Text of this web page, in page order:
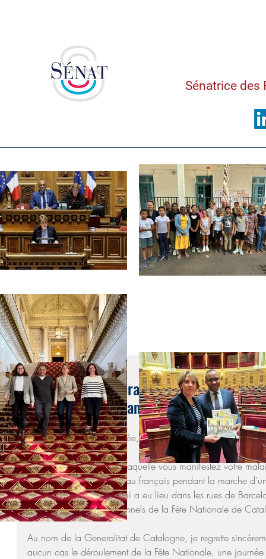
Sénatrice des
Réponse de la Generalitat de Catalogne à
Cazebonne concernant le drapeau franç
17 oct. 2017
"Chère madame la députée,
J'ai reçu votre lettre dans laquelle vous manifestez votre
mettant le feu à un drapeau français pendant la marche
absolument minoritaire qui a eu lieu dans les rues de
marge des actes institutionnels de la Fête Nationale de
Au nom de la Generalitat de Catalogne, je regrette
aucun cas le déroulement de la Fête Nationale, une